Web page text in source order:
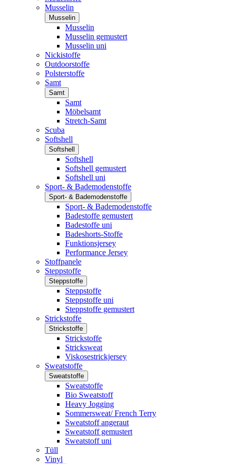
Musselin
Musselin
Musselin
Musselin gemustert
Musselin uni
Nickistoffe
Outdoorstoffe
Polsterstoffe
Samt
Samt
Samt
Möbelsamt
Stretch-Samt
Scuba
Softshell
Softshell
Softshell
Softshell gemustert
Softshell uni
Sport- & Bademodenstoffe
Sport- & Bademodenstoffe
Sport- & Bademodenstoffe
Badestoffe gemustert
Badestoffe uni
Badeshorts-Stoffe
Funktionsjersey
Performance Jersey
Stoffpanele
Steppstoffe
Steppstoffe
Steppstoffe
Steppstoffe uni
Steppstoffe gemustert
Strickstoffe
Strickstoffe
Strickstoffe
Stricksweat
Viskosestrickjersey
Sweatstoffe
Sweatstoffe
Sweatstoffe
Bio Sweatstoff
Heavy Jogging
Sommersweat/ French Terry
Sweatstoff angeraut
Sweatstoff gemustert
Sweatstoff uni
Tüll
Vinyl